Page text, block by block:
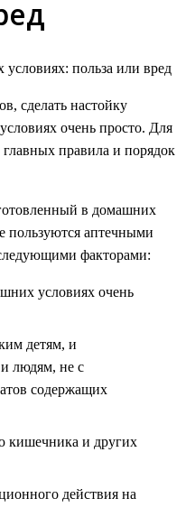
сделать настойку
очень просто. Для
правила и порядок
в домашних
пользуются аптечными
факторами:
условиях очень
детям, и
людям, не с
содержащих
кишечника и других
действия на